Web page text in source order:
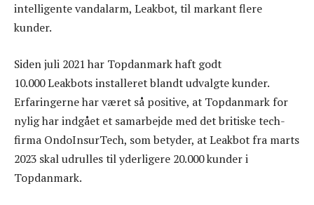
intelligente vandalarm, Leakbot, til markant flere
kunder.
Siden juli 2021 har Topdanmark haft godt
10.000 Leakbots installeret blandt udvalgte kunder.
Erfaringerne har været så positive, at Topdanmark for
nylig har indgået et samarbejde med det britiske tech-
firma OndoInsurTech, som betyder, at Leakbot fra marts
2023 skal udrulles til yderligere 20.000 kunder i
Topdanmark.